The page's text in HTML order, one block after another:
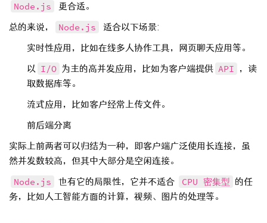
Node.js
更合适。
总的来说，
Node.js
适合以下场景:
实时性应用，比如在线多人协作工具，网页聊天应用等。
以 I/O 为主的高并发应用，比如为客户端提供 API ，读
取数据库等。
流式应用，比如客户经常上传文件。
前后端分离
实际上前两者可以归结为一种，即客户端广泛使用长连接，虽
然并发数较高，但其中大部分是空闲连接。
Node.js
也有它的局限性，它并不适合 CPU 密集型 的任
务，比如人工智能方面的计算，视频、图片的处理等。